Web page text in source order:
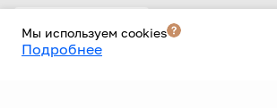
Мы используем cookies
Подробнее